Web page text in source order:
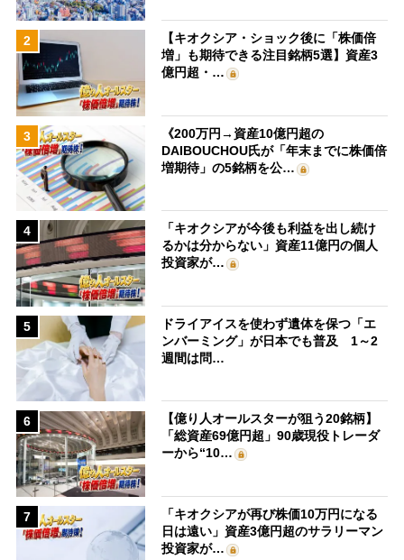
2
【キオクシア・ショック後に「株価倍
増」も期待できる注目銘柄5選】資産3
億円超・…
3
《200万円→資産10億円超の
DAIBOUCHOU氏が「年末までに株価倍
増期待」の5銘柄を公…
4
「キオクシアが今後も利益を出し続け
るかは分からない」資産11億円の個人
投資家が…
5
ドライアイスを使わず遺体を保つ「エ
ンバーミング」が日本でも普及 1～2
週間は問…
6
【億り人オールスターが狙う20銘柄】
「総資産69億円超」90歳現役トレーダ
ーから“10…
7
「キオクシアが再び株価10万円になる
日は遠い」資産3億円超のサラリーマン
投資家が…